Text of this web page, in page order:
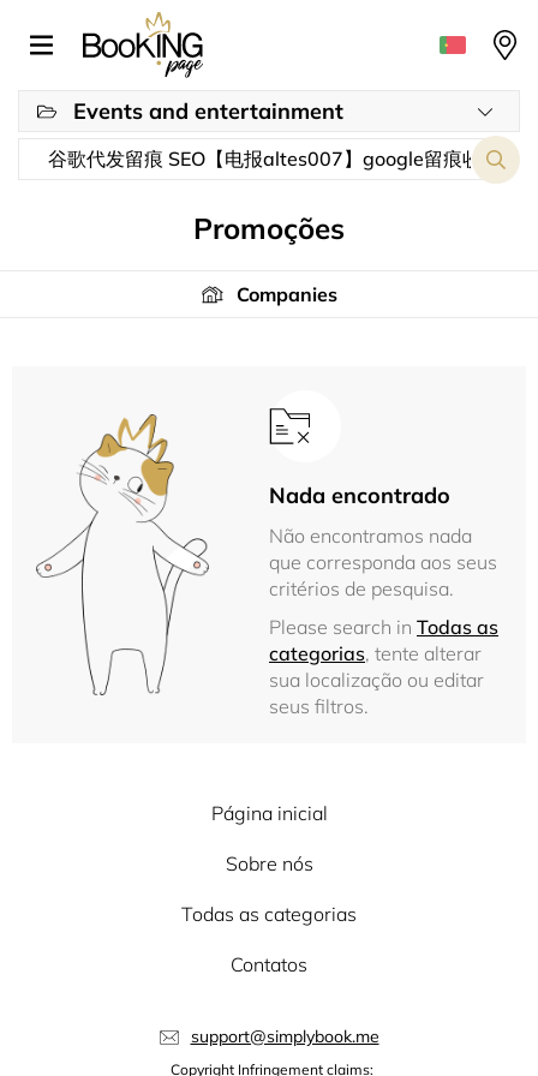
Events and entertainment
Promoções
Companies
Nada encontrado
Não encontramos nada
que corresponda aos seus
critérios de pesquisa.
Please search in Todas as
categorias, tente alterar
sua localização ou editar
seus filtros.
Página inicial
Sobre nós
Todas as categorias
Contatos
support@simplybook.me
Copyright Infringement claims: